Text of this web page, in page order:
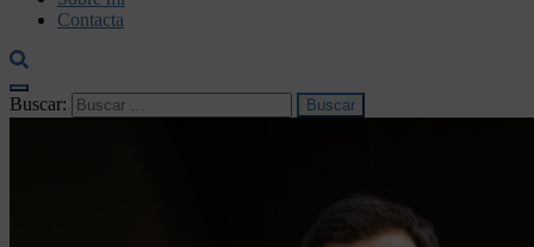
Contacta
Buscar: